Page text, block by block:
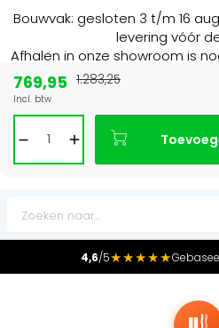
Bouwvak: gesloten 3 t/m 16
levering vóór
Afhalen in onze showroom is
4,6/5★★★★★
769,95
Incl. btw
1.283,25